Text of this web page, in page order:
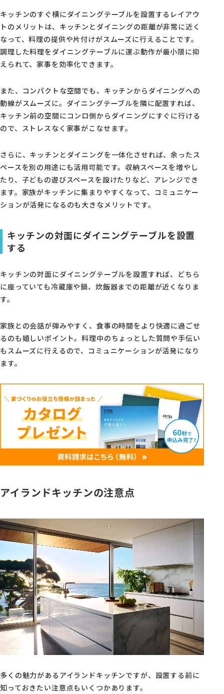
キッチンのすぐ横にダイニングテーブルを設置するレイアウ
トのメリットは、キッチンとダイニングの距離が非常に近く
なって、料理の提供や片付けがスムーズに行えることです。
調理した料理をダイニングテーブルに運ぶ動作が最小限に抑
えられて、家事を効率化できます。
また、コンパクトな空間でも、キッチンからダイニングへの
動線がスムーズに。ダイニングテーブルを隣に配置すれば、
キッチン前の空間にコンロ側からダイニングにすぐに行ける
ので、ストレスなく家事がこなせます。
さらに、キッチンとダイニングを一体化させれば、余ったス
ペースを別の用途にも活用可能です。収納スペースを増やし
たり、子どもの遊びスペースを設けたりなど、アレンジでき
ます。家族がキッチンに集まりやすくなって、コミュニケー
ションが活発になるのも大きなメリットです。
キッチンの対面にダイニングテーブルを設置
する
キッチンの対面にダイニングテーブルを設置すれば、どちら
に座っていても冷蔵庫や鍋、炊飯器までの距離が近くなりま
す。
家族との会話が弾みやすく、食事の時間をより快適に過ごせ
るのも嬉しいポイント。料理中のちょっとした質問や手伝い
もスムーズに行えるので、コミュニケーションが活発になり
ます。
アイランドキッチンの注意点
多くの魅力があるアイランドキッチンですが、設置する前に
知っておきたい注意点もいくつかあります。